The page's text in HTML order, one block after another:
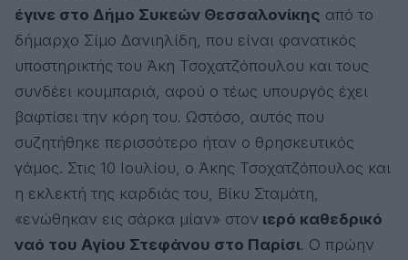
έγινε στο Δήμο Συκεών Θεσσαλονίκης από το
δήμαρχο Σίμο Δανιηλίδη, που είναι φανατικός
υποστηρικτής του Άκη Τσοχατζόπουλου και τους
συνδέει κουμπαριά, αφού ο τέως υπουργός έχει
βαφτίσει την κόρη του. Ωστόσο, αυτός που
συζητήθηκε περισσότερο ήταν ο θρησκευτικός
γάμος. Στις 10 Ιουλίου, ο Άκης Τσοχατζόπουλος και
η εκλεκτή της καρδιάς του, Βίκυ Σταμάτη,
«ενώθηκαν εις σάρκα μίαν» στον ιερό καθεδρικό
ναό του Αγίου Στεφάνου στο Παρίσι. Ο πρώην